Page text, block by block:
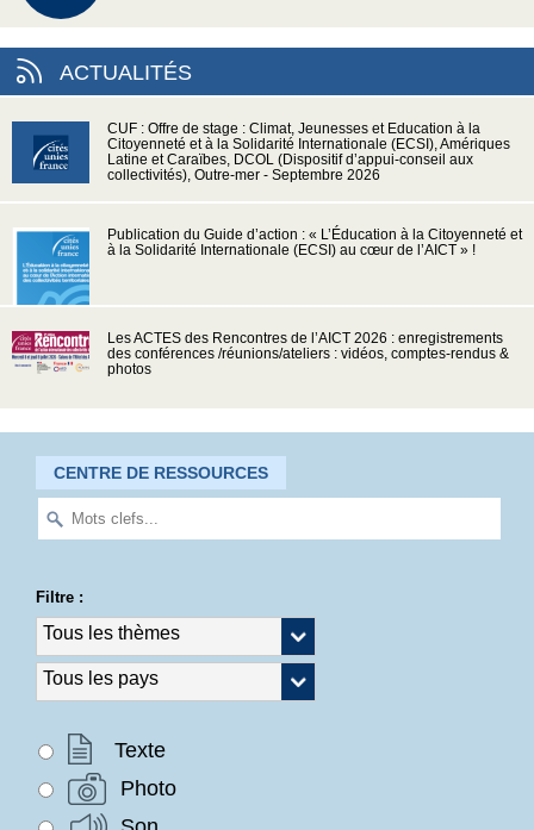
ACTUALITÉS
CUF : Offre de stage : Climat, Jeunesses et Education à la
Citoyenneté et à la Solidarité Internationale (ECSI), Amériques
Latine et Caraïbes, DCOL (Dispositif d’appui-conseil aux
collectivités), Outre-mer - Septembre 2026
Publication du Guide d’action : « L’Éducation à la Citoyenneté et
à la Solidarité Internationale (ECSI) au cœur de l’AICT » !
Les ACTES des Rencontres de l’AICT 2026 : enregistrements
des conférences /réunions/ateliers : vidéos, comptes-rendus &
photos
CENTRE DE RESSOURCES
Filtre :
Texte
Photo